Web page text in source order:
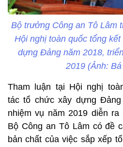
Bộ trưởng Công an Tô Lâm
Hội nghị toàn quốc tổng
dựng Đảng năm 2018,
2019 (Ảnh:
Tham luận tại Hội nghị
tác tổ chức xây dựng
nhiệm vụ năm 2019 diễn
Bộ Công an Tô Lâm có đề
bản chất của việc sắp xếp